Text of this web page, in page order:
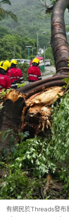
有網民於Threads發布